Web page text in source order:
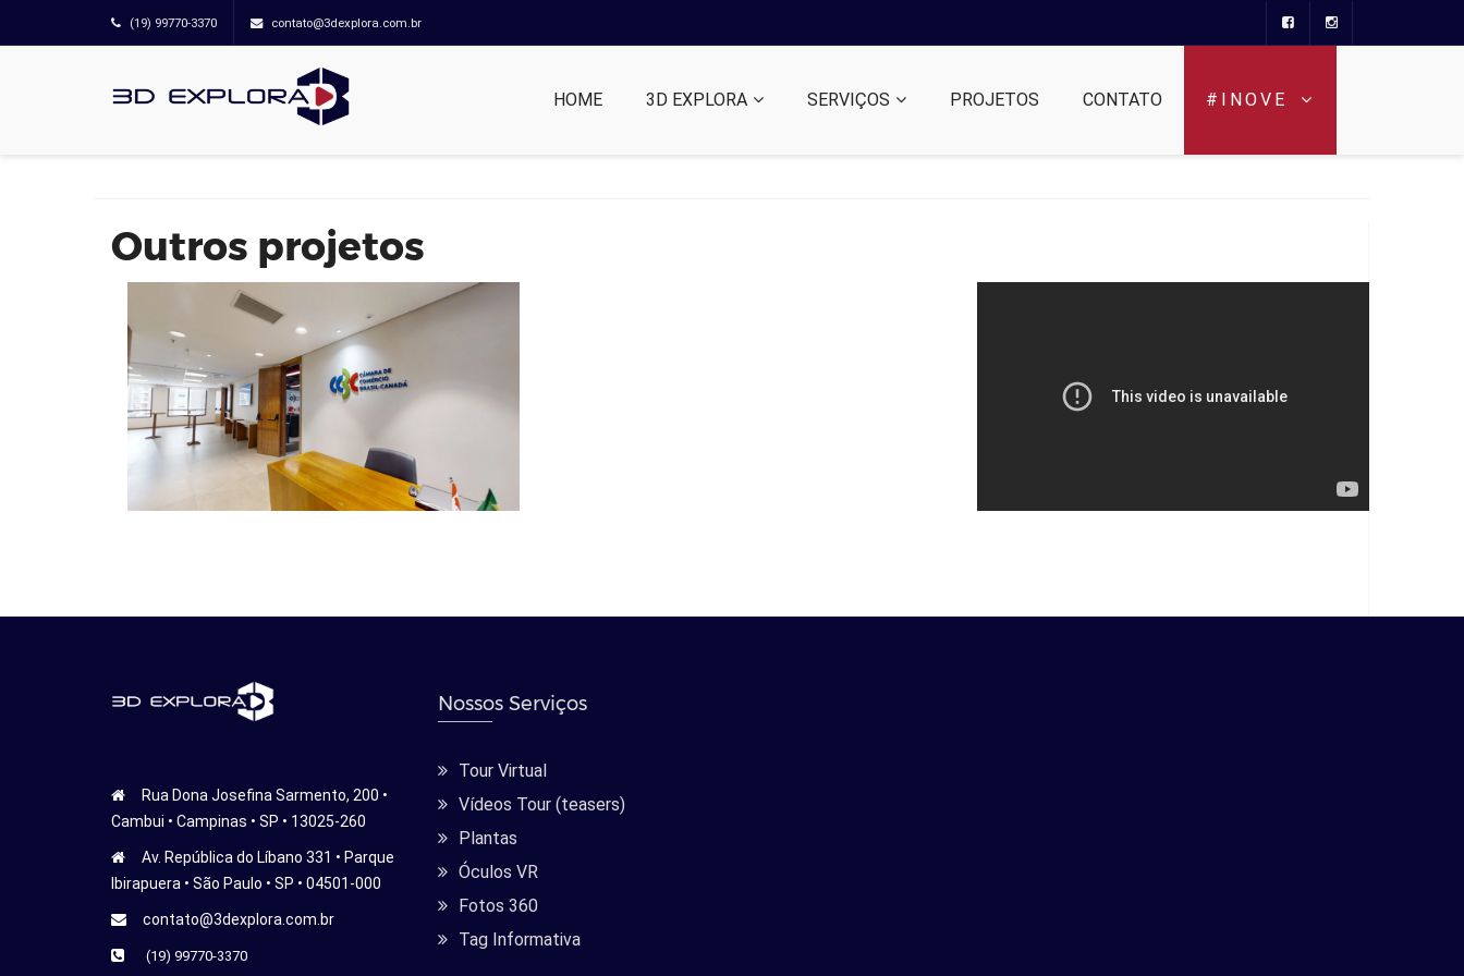
(19) 99770-3370 contato@3dexplora.com.br
HOME 3D EXPLORA SERVIÇOS PROJETOS CONTATO #INOVE
Outros projetos
Câmara de Comércio Brasil-Canadá |
Convention Center (Short)
Rua Dona Josefina Sarmento, 200 •
Cambui • Campinas • SP • 13025-260
Av. República do Líbano 331 • Parque
Ibirapuera • São Paulo • SP • 04501-000
contato@3dexplora.com.br
(19) 99770-3370
Nossos Serviços
Tour Virtual
Vídeos Tour (teasers)
Plantas
Óculos VR
Fotos 360
Tag Informativa